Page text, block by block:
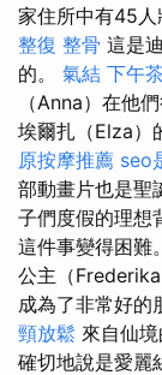
家住所中有45人
整復 整骨 這是
的。 氣結 下午
（Anna）在他
埃爾扎（Elza）
原按摩推薦 seo
部動畫片也是聖
子們度假的理想
這件事變得困難
公主（Frederika
成為了非常好的
頸放鬆 來自仙
確切地說是愛麗